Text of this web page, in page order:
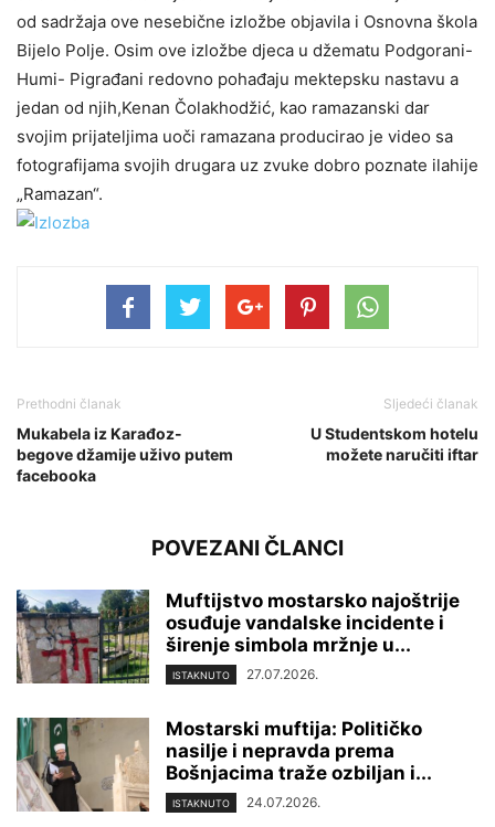
od sadržaja ove nesebične izložbe objavila i Osnovna škola
Bijelo Polje. Osim ove izložbe djeca u džematu Podgorani-
Humi- Pigrađani redovno pohađaju mektepsku nastavu a
jedan od njih,Kenan Čolakhodžić, kao ramazanski dar
svojim prijateljima uoči ramazana producirao je video sa
fotografijama svojih drugara uz zvuke dobro poznate ilahije
„Ramazan“.
Prethodni članak
Mukabela iz Karađoz-
begove džamije uživo putem
facebooka
Sljedeći članak
U Studentskom hotelu
možete naručiti iftar
POVEZANI ČLANCI
Muftijstvo mostarsko najoštrije
osuđuje vandalske incidente i
širenje simbola mržnje u...
ISTAKNUTO 27.07.2026.
Mostarski muftija: Političko
nasilje i nepravda prema
Bošnjacima traže ozbiljan i...
ISTAKNUTO 24.07.2026.